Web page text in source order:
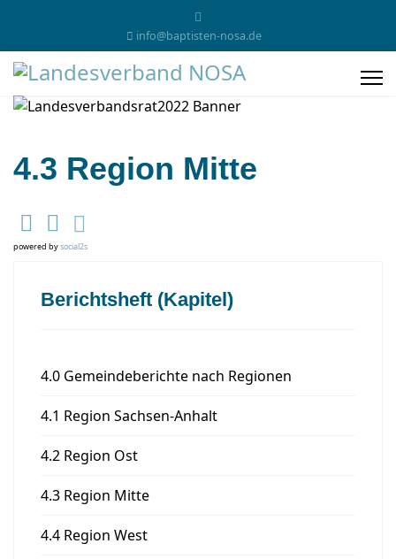
info@baptisten-nosa.de
4.3 Region Mitte
powered bysocial2s
Berichtsheft (Kapitel)
4.0 Gemeindeberichte nach Regionen
4.1 Region Sachsen-Anhalt
4.2 Region Ost
4.3 Region Mitte
4.4 Region West